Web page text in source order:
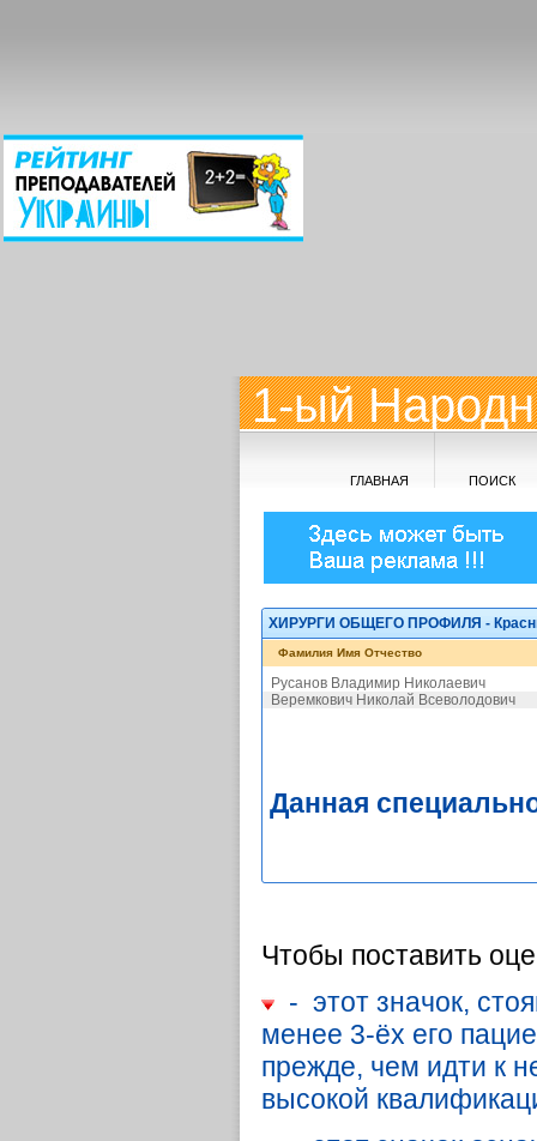
1-ый
ГЛАВНАЯ ПОИСК
ХИРУРГИ ОБЩЕГО ПРОФИЛЯ -
Фамилия Имя Отчество
Русанов Владимир Николаевич
Веремкович Николай Всеволодович
Данная
Чтобы поставить
- этот значок,
менее 3-ёх его
прежде, чем идти к
высокой